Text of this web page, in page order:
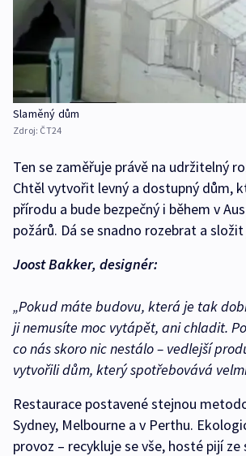
Slaměný dům
Zdroj: ČT24
Ten se zaměřuje právě na udržitelný
Chtěl vytvořit levný a dostupný dům,
přírodu a bude bezpečný i během v
požárů. Dá se snadno rozebrat a
Joost Bakker, designér:
„Pokud máte budovu, která je tak
ji nemusíte moc vytápět, ani chladit.
co nás skoro nic nestálo – vedlejší
vytvořili dům, který spotřebovává
Restaurace postavené stejnou
Sydney, Melbourne a v Perthu.
provoz – recykluje se vše, hosté pijí ze